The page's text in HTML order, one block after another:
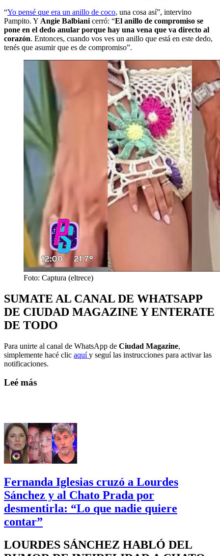
“Yo pensé que era un anillo de coco, una cosa así”, intervino
Pampito. Y Angie Balbiani cerró: “El anillo de compromiso se
pone en el dedo anular porque hay una vena que va directo al
corazón. Entonces, cuando vos ves un anillo que está en este dedo,
tenés que asumir que es de compromiso”.
Foto: Captura (eltrece)
SUMATE AL CANAL DE WHATSAPP
DE CIUDAD MAGAZINE Y ENTERATE
DE TODO
Para unirte al canal de WhatsApp de Ciudad Magazine,
simplemente hacé clic aquíy seguí las instrucciones para activar las
notificaciones.
Leé más
Fernanda Iglesias cruzó a Lourdes
Sánchez y al Chato Prada por
desmentirla: “Lo que nadie quiere
contar”
LOURDES SÁNCHEZ HABLÓ DEL